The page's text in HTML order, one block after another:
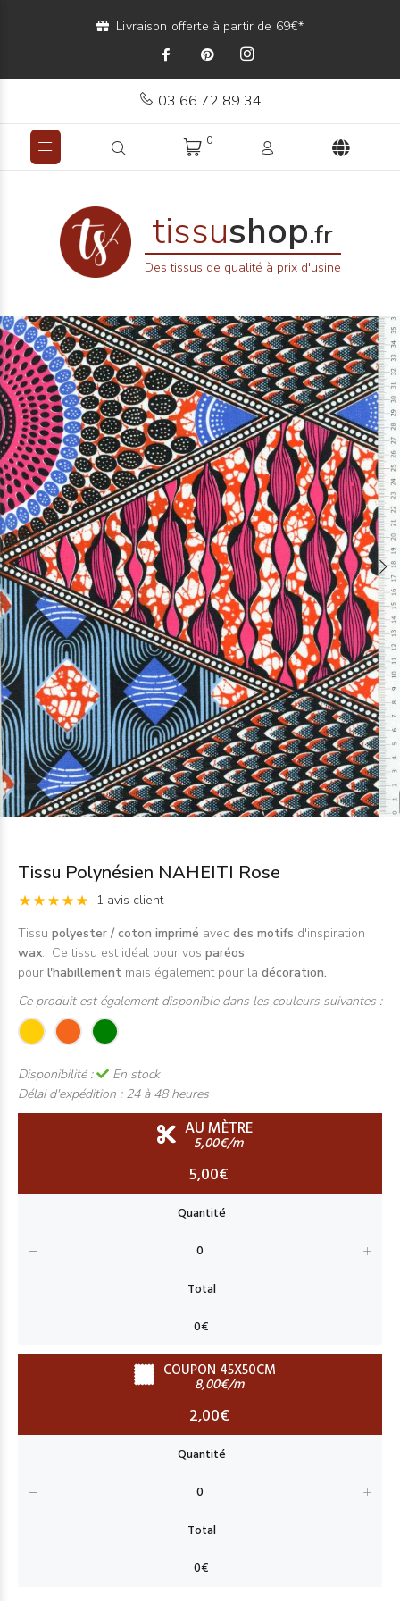
Livraison offerte à partir de 69€*
03 66 72 89 34
0
tissushop.fr
Des tissus de qualité à prix d'usine
Tissu Polynésien NAHEITI Rose
1 avis client
Tissu polyester / coton imprimé avec des motifs d'inspiration
wax. Ce tissu est idéal pour vos paréos,
pour l'habillement mais également pour la décoration.
Ce produit est également disponible dans les couleurs suivantes :
Disponibilité :
En stock
Délai d'expédition : 24 à 48 heures
AU MÈTRE
5,00€/m
5,00€
COUPON 45X50CM
8,00€/m
2,00€